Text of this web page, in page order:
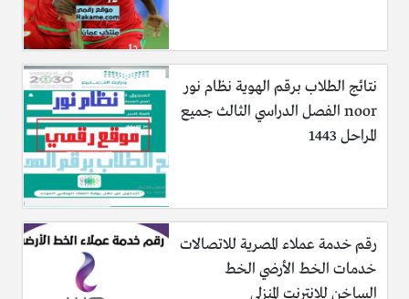
نتائج الطلاب برقم الهوية نظام نور
noor الفصل الدراسي الثالث جميع
المراحل 1443
رقم خدمة عملاء المصرية للاتصالات
خدمات الخط الأرضي الخط
الساخن للانترنت المنزلي